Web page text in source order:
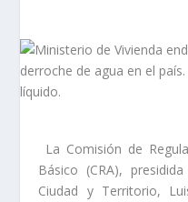
La Comisión de
Básico (CRA),
Ciudad y Territorio,